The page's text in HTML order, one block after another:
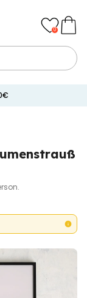
über 1.200
0